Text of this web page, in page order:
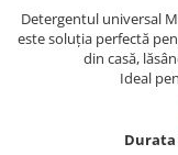
Produse Pentru Baie
Duck WC
Odorizant WC Bref
Odorizant Bazin WC
Detergentul universal
este soluția perfectă
din casă,
Ideal